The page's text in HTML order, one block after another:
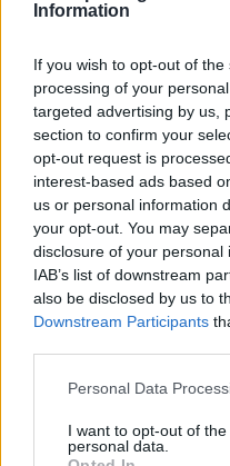
Information
If you wish to opt-out of
processing of your
targeted advertising by us,
section to confirm your
opt-out request is
interest-based ads based
us or personal information
your opt-out. You may
disclosure of your
IAB’s list of downstream
also be disclosed by us to
Downstream Participants
Personal Data
I want to opt-out of
personal data.
κλασικά αλλά και τα
διοικείς είναι ένα
όψη στην ουσία
προσωπικά, αλλά η
Σημαντική στιγμή
ήταν η υπενθύμιση
δέσμευσης του νέου
Δήμαρχε, τη δημόσια
αναγνωρίσετε και να
θέσεις της ΕΛΠΙΔΑΣ
98% των υποψηφίων
Μια δέσμευση που σας
Β’ γύρο των εκλογών